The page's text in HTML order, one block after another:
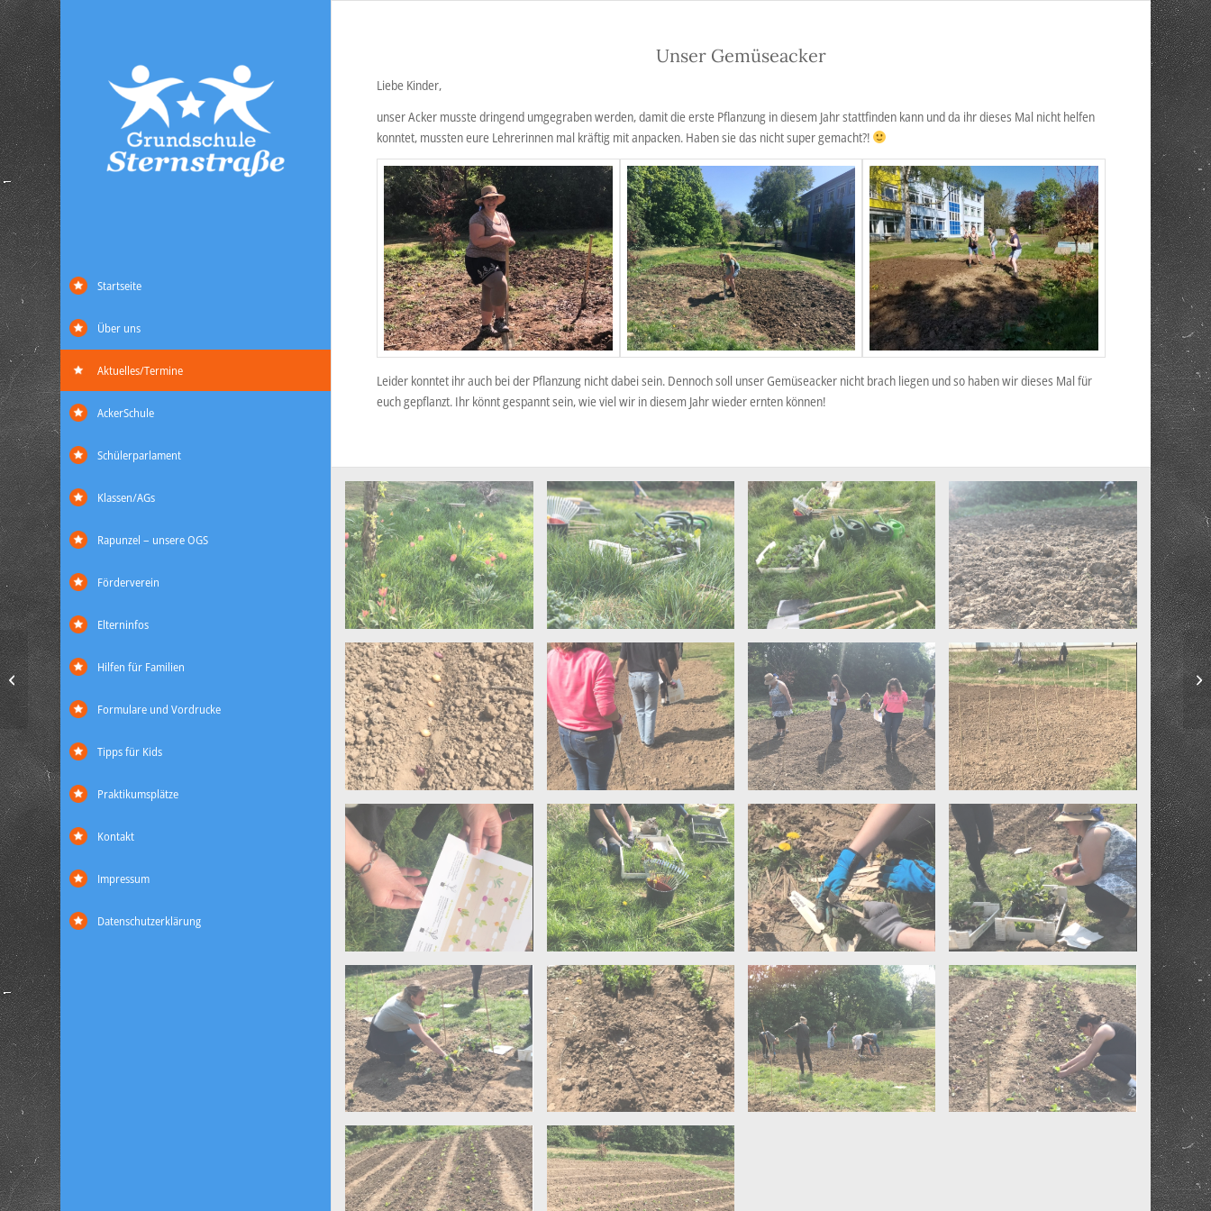
Startseite
Über uns
Aktuelles/Termine
AckerSchule
Schülerparlament
Klassen/AGs
Rapunzel – unsere OGS
Förderverein
Elterninfos
Hilfen für Familien
Formulare und Vordrucke
Tipps für Kids
Praktikumsplätze
Kontakt
Impressum
Datenschutzerklärung
Unser Gemüseacker
Liebe Kinder,
unser Acker musste dringend umgegraben werden, damit die erste Pflanzung in diesem Jahr stattfinden kann und da ihr dieses Mal nicht helfen
konntet, mussten eure Lehrerinnen mal kräftig mit anpacken. Haben sie das nicht super gemacht?!
Leider konntet ihr auch bei der Pflanzung nicht dabei sein. Dennoch soll unser Gemüseacker nicht brach liegen und so haben wir dieses Mal für
euch gepflanzt. Ihr könnt gespannt sein, wie viel wir in diesem Jahr wieder ernten können!
Was sind eigentlich 1,5m
Abstand?